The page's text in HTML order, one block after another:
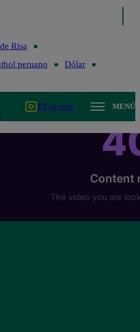
Risa
peruano
Dólar
TV en vivo MENÚ